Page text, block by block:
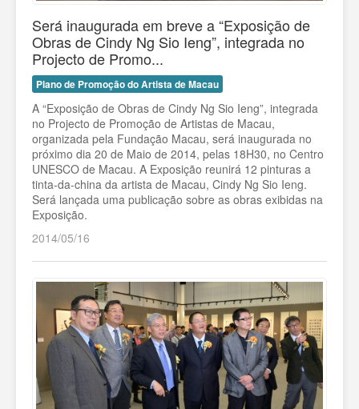
Será inaugurada em breve a “Exposição de
Obras de Cindy Ng Sio Ieng”, integrada no
Projecto de Promo...
Plano de Promoção do Artista de Macau
A “Exposição de Obras de Cindy Ng Sio Ieng”, integrada
no Projecto de Promoção de Artistas de Macau,
organizada pela Fundação Macau, será inaugurada no
próximo dia 20 de Maio de 2014, pelas 18H30, no Centro
UNESCO de Macau. A Exposição reunirá 12 pinturas a
tinta-da-china da artista de Macau, Cindy Ng Sio Ieng.
Será lançada uma publicação sobre as obras exibidas na
Exposição.
2014/05/16